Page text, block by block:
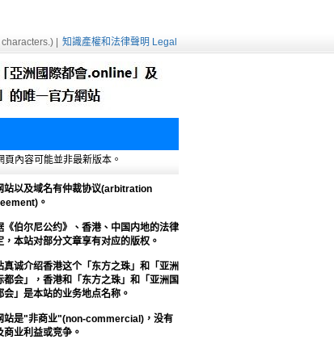
| 知識產權和法律聲明 Legal
內容可能並非最新版本。
站以及域名有仲裁协议(arbitration
。
《伯尔尼公约》、香港、中国内地的法律
，本站对部分文章享有对应的版权。
真诚介绍香港这个「东方之珠」和「亚洲
都会」，香港和「东方之珠」和「亚洲国
会」是本站的业务地点名称。
站是"非商业"(non-commercial)，没有
商业利益或竞争。